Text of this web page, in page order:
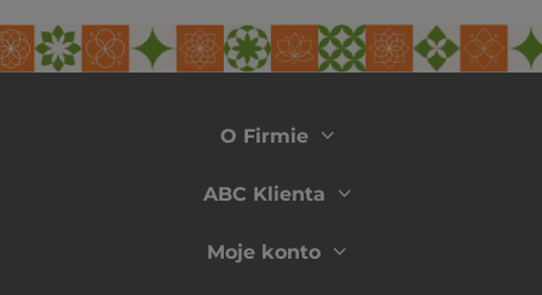
O Firmie
ABC Klienta
Moje konto